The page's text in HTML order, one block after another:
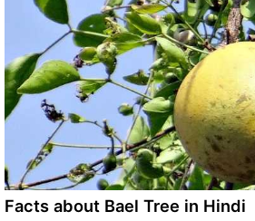
Facts about Bael Tree in Hindi